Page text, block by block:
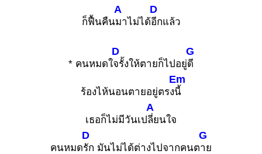
ก็ฟื้นคืน
A
มาไม่ได้
D
อีกแล้ว
* คนหมดใ
D
จรั้งให้ตายก็ไปอยู่
G
ดี
ร้องไห้นอนตายอยู่ตรง
Em
นี้
เธอก็ไม่มีวันเป
A
ลี่ยนใจ
คนหมด
D
รัก มันไม่ได้ต่างไปจากคนต
G
าย